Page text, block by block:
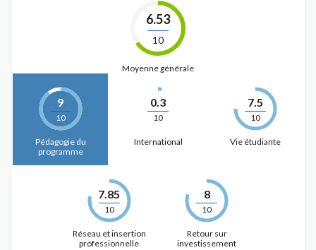
6.53
10
Moyenne générale
9
10
Pédagogie du
programme
0.3
10
International
7.5
10
Vie étudiante
7.85
10
Réseau et insertion
professionnelle
8
10
Retour sur
investissement